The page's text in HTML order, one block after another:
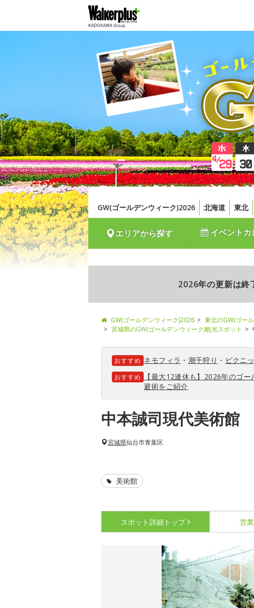
GW(ゴールデンウィーク)2026 北海道 東北
エリアから探す イベントカ
2026年の更新は終
GW(ゴールデンウィーク)2026 東北のGW(ゴー
宮城県のGW(ゴールデンウィーク)観光スポット
おすすめ ネモフィラ ・ 潮干狩り ・ ピクニ
おすすめ
【最大12連休も】2026年のゴ
避術をご紹介
中本誠司現代美術館
宮城県仙台市青葉区
美術館
スポット詳細 トップ 営